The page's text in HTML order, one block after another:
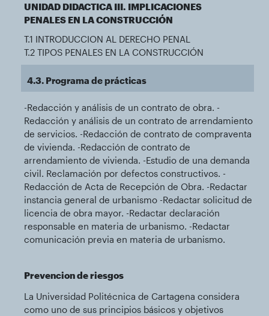
UNIDAD DIDACTICA III. IMPLICACIONES
PENALES EN LA CONSTRUCCIÓN
T.1 INTRODUCCION AL DERECHO PENAL
T.2 TIPOS PENALES EN LA CONSTRUCCIÓN
4.3. Programa de prácticas
-Redacción y análisis de un contrato de obra. -
Redacción y análisis de un contrato de arrendamiento
de servicios. -Redacción de contrato de compraventa
de vivienda. -Redacción de contrato de
arrendamiento de vivienda. -Estudio de una demanda
civil. Reclamación por defectos constructivos. -
Redacción de Acta de Recepción de Obra. -Redactar
instancia general de urbanismo -Redactar solicitud de
licencia de obra mayor. -Redactar declaración
responsable en materia de urbanismo. -Redactar
comunicación previa en materia de urbanismo.
Prevencion de riesgos
La Universidad Politécnica de Cartagena considera
como uno de sus principios básicos y objetivos